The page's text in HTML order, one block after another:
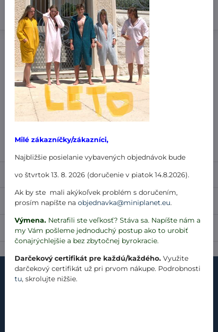
Do košíka
Pridať k Obľúbeným
Doručenia
Výrobca:MiniPlanet
Nákup za:
60,99 € doručíme za 3,99 €
101 € a viac doručíme zadarmo
Popis
Recenzie 0
Diskusia 0
Milé zákazníčky/zákazníci,
Najbližšie posielanie vybavených objednávok bude
vo štvrtok 13. 8. 2026 (doručenie v piatok 14.8.2026).
Ak by ste mali akýkoľvek problém s doručením,
prosím napíšte naobjednavka@miniplanet.eu.
Výmena. Netrafili ste veľkosť? Stáva sa. Napíšte nám a
my Vám pošleme jednoduchý postup ako to urobiť
čonajrýchlejšie a bez zbytočnej byrokracie.
Darčekový certifikát pre každú/každého. Využite
darčekový certifikát už pri prvom nákupe. Podrobnosti
tu, skrolujte nižšie.